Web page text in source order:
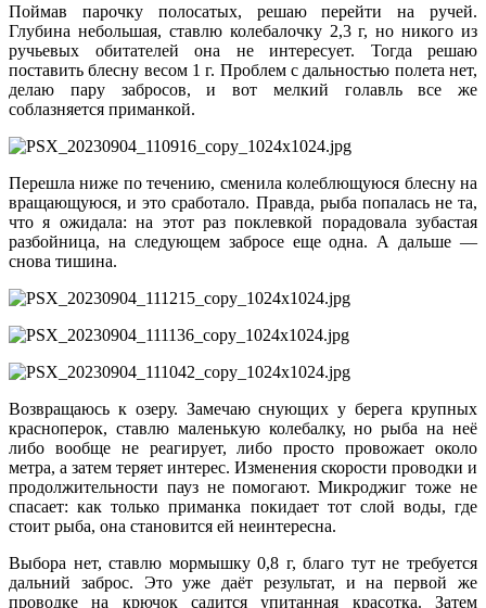
Поймав парочку полосатых, решаю перейти на ручей.
Глубина небольшая, ставлю колебалочку 2,3 г, но никого из
ручьевых обитателей она не интересует. Тогда решаю
поставить блесну весом 1 г. Проблем с дальностью полета нет,
делаю пару забросов, и вот мелкий голавль все же
соблазняется приманкой.
Перешла ниже по течению, сменила колеблющуюся блесну на
вращающуюся, и это сработало. Правда, рыба попалась не та,
что я ожидала: на этот раз поклевкой порадовала зубастая
разбойница, на следующем забросе еще одна. А дальше —
снова тишина.
Возвращаюсь к озеру. Замечаю снующих у берега крупных
красноперок, ставлю маленькую колебалку, но рыба на неё
либо вообще не реагирует, либо просто провожает около
метра, а затем теряет интерес. Изменения скорости проводки и
продолжительности пауз не помогают. Микроджиг тоже не
спасает: как только приманка покидает тот слой воды, где
стоит рыба, она становится ей неинтересна.
Выбора нет, ставлю мормышку 0,8 г, благо тут не требуется
дальний заброс. Это уже даёт результат, и на первой же
проводке на крючок садится упитанная красотка. Затем